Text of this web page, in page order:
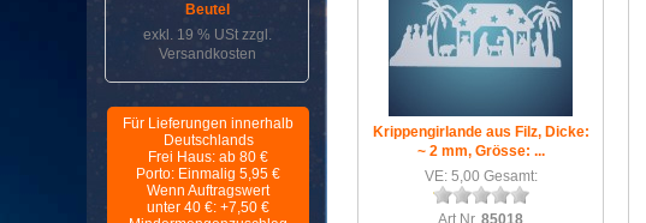
Beutel
exkl. 19 % USt zzgl.
Versandkosten
Für Lieferungen innerhalb
Deutschlands
Frei Haus: ab 80 €
Porto: Einmalig 5,95 €
Wenn Auftragswert
unter 40 €: +7,50 €
Krippengirlande aus Filz, Dicke:
~ 2 mm, Grösse: ...
VE: 5,00 Gesamt:
Art.Nr. 85018